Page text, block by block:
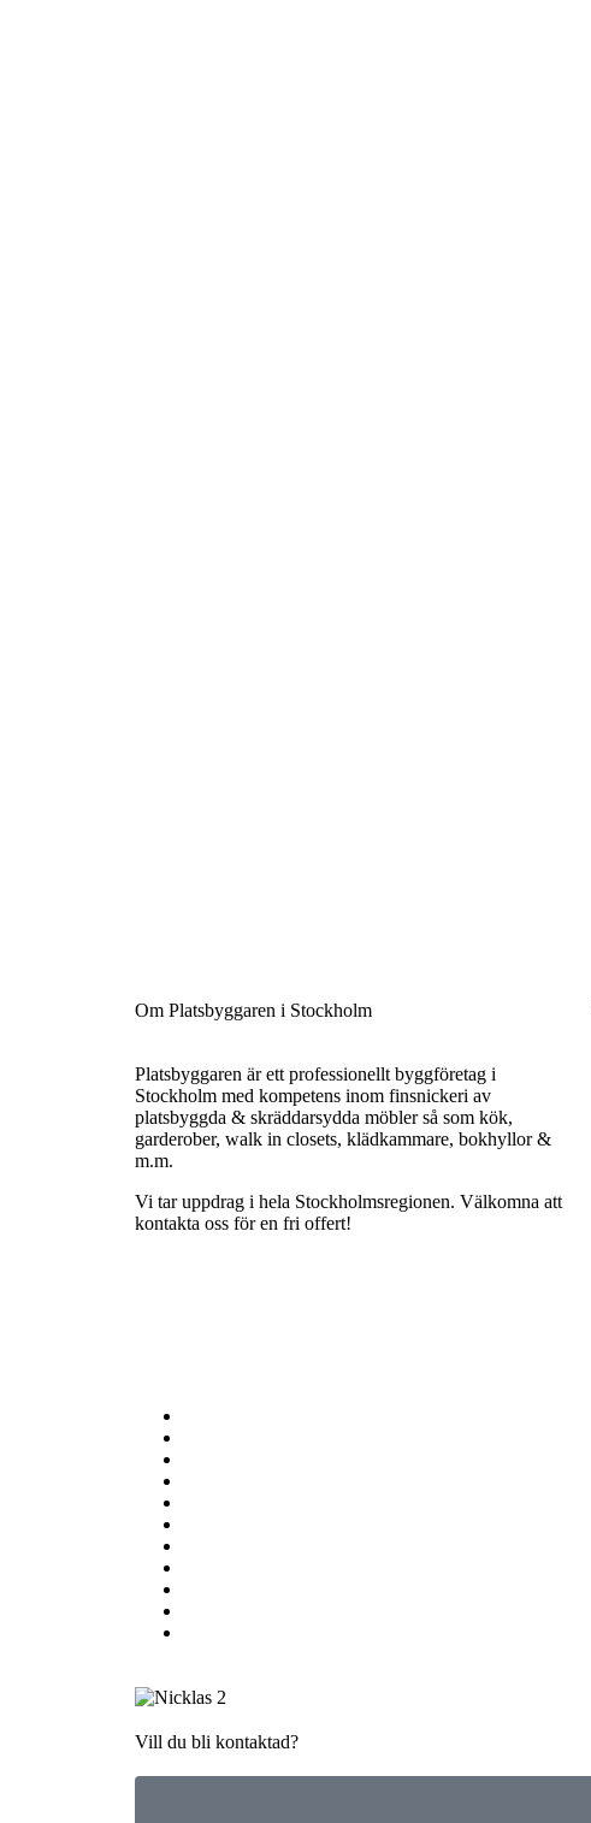
Om Platsbyggaren i Stockholm
Platsbyggaren är ett professionellt byggföretag i
Stockholm med kompetens inom finsnickeri av
platsbyggda & skräddarsydda möbler så som kök,
garderober, walk in closets, klädkammare, bokhyllor &
m.m.
Vi tar uppdrag i hela Stockholmsregionen. Välkomna att
kontakta oss för en fri offert!
Vill du bli kontaktad?